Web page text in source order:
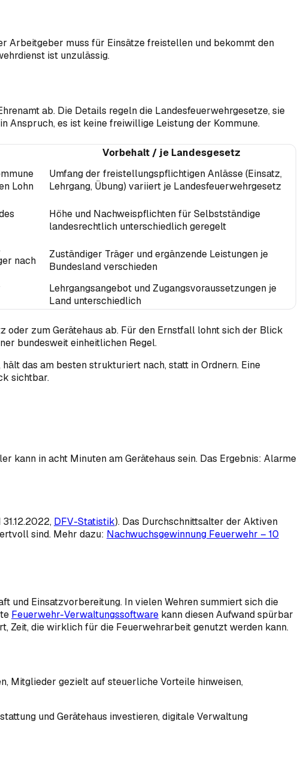
Arbeitgeber muss für Einsätze freistellen und bekommt den
ist unzulässig.
ab. Die Details regeln die Landesfeuerwehrgesetze, sie
Anspruch, es ist keine freiwillige Leistung der Kommune.
Vorbehalt / je Landesgesetz
Lohn
Umfang der freistellungspflichtigen Anlässe (Einsatz,
Lehrgang, Übung) variiert je Landesfeuerwehrgesetz
Höhe und Nachweispflichten für Selbstständige
landesrechtlich unterschiedlich geregelt
nach
Zuständiger Träger und ergänzende Leistungen je
Bundesland verschieden
Lehrgangsangebot und Zugangsvoraussetzungen je
Land unterschiedlich
oder zum Gerätehaus ab. Für den Ernstfall lohnt sich der Blick
bundesweit einheitlichen Regel.
das am besten strukturiert nach, statt in Ordnern. Eine
sichtbar.
kann in acht Minuten am Gerätehaus sein. Das Ergebnis: Alarme
DFV-Statistik). Das Durchschnittsalter der Aktiven
sind. Mehr dazu: Nachwuchsgewinnung Feuerwehr – 10
und Einsatzvorbereitung. In vielen Wehren summiert sich die
Feuerwehr-Verwaltungssoftware kann diesen Aufwand spürbar
Zeit, die wirklich für die Feuerwehrarbeit genutzt werden kann.
Mitglieder gezielt auf steuerliche Vorteile hinweisen,
und Gerätehaus investieren, digitale Verwaltung